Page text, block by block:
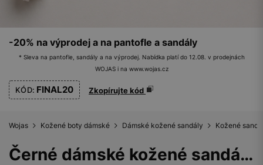
-20% na výprodej a na pantofle a sandály
* Sleva na pantofle, sandály a na výprodej. Nabídka platí do 12.08. v prodejnách
WOJAS i na www.wojas.cz
KÓD: FINAL20 Zkopírujte kód
Wojas Kožené boty dámské Dámské kožené sandály Kožené
Černé dámské kožené sandály na podpatku